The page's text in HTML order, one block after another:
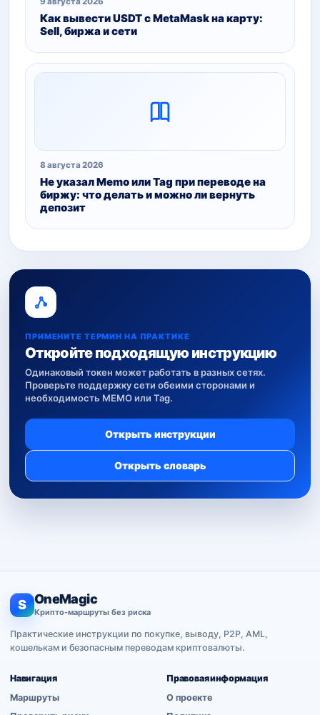
Как вывести USDT с MetaMask на карту:
Sell, биржа и сети
8 августа 2026
Не указал Memo или Tag при переводе на
биржу: что делать и можно ли вернуть
депозит
ПРИМЕНИТЕ ТЕРМИН НА ПРАКТИКЕ
Откройте подходящую инструкцию
Одинаковый токен может работать в разных сетях.
Проверьте поддержку сети обеими сторонами и
необходимость MEMO или Tag.
Открыть инструкции
Открыть словарь
S OneMagic
Крипто-маршруты без риска
Практические инструкции по покупке, выводу, P2P, AML,
кошелькам и безопасным переводам криптовалюты.
Навигация
Маршруты
Правовая информация
О проекте